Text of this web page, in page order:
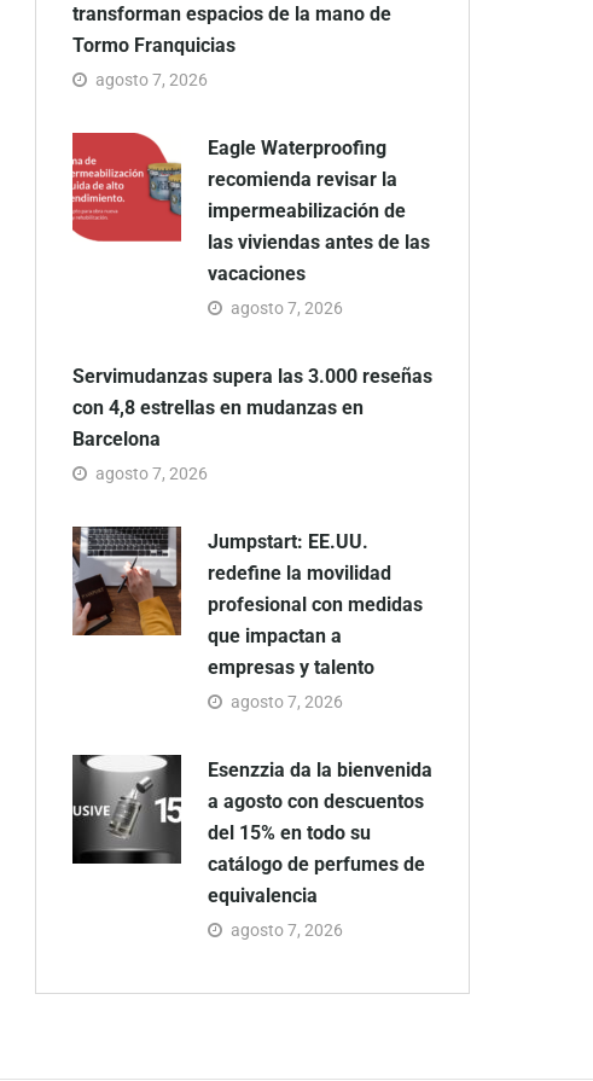
transforman espacios de la mano de
Tormo Franquicias
agosto 7, 2026
Eagle Waterproofing
recomienda revisar la
impermeabilización de
las viviendas antes de las
vacaciones
agosto 7, 2026
Servimudanzas supera las 3.000 reseñas
con 4,8 estrellas en mudanzas en
Barcelona
agosto 7, 2026
Jumpstart: EE.UU.
redefine la movilidad
profesional con medidas
que impactan a
empresas y talento
agosto 7, 2026
Esenzzia da la bienvenida
a agosto con descuentos
del 15% en todo su
catálogo de perfumes de
equivalencia
agosto 7, 2026